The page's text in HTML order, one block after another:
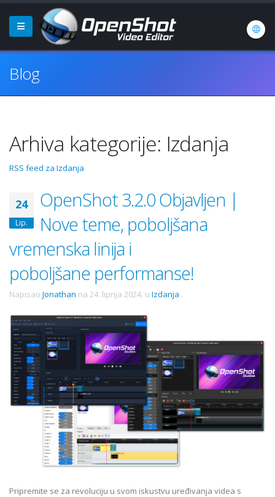
Blog
Arhiva kategorije: Izdanja
RSS feed za Izdanja
24
Lip.
OpenShot 3.2.0 Objavljen |
Nove teme, poboljšana
vremenska linija i
poboljšane performanse!
Napisao Jonathan na 24. lipnja 2024. u Izdanja .
Pripremite se za revoluciju u svom iskustvu uređivanja videa s